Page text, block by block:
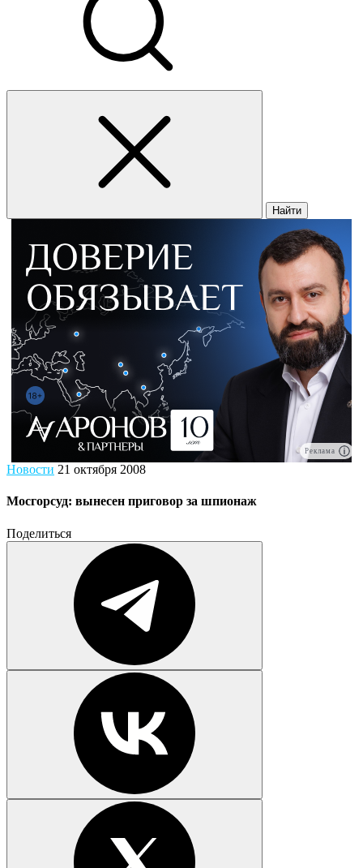
Найти
Реклама
Новости 21 октября 2008
Мосгорсуд: вынесен приговор за шпионаж
Поделиться